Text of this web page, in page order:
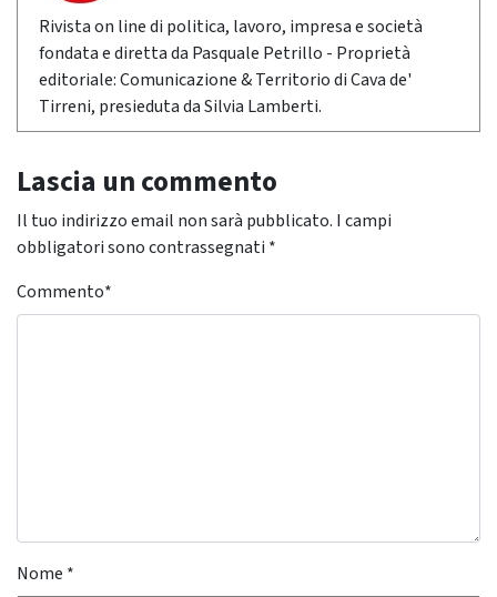
Rivista on line di politica, lavoro, impresa e società
fondata e diretta da Pasquale Petrillo - Proprietà
editoriale: Comunicazione & Territorio di Cava de'
Tirreni, presieduta da Silvia Lamberti.
Lascia un commento
Il tuo indirizzo email non sarà pubblicato. I campi
obbligatori sono contrassegnati *
Commento*
Nome *